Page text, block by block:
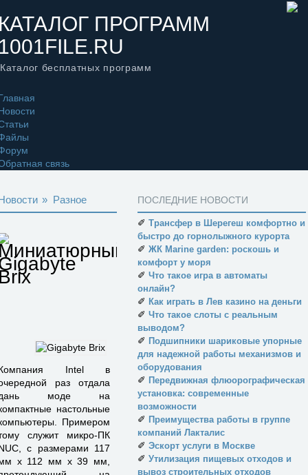
ПРОГРАММ
Каталог бесплатных программ
связь
» Разное
Intel в
раз отдала
моде на
настольные
Примером
служит микро-ПК
с размерами 117
х 112 мм х 39 мм,
ПОСЛЕДНИЕ НОВОСТИ
✐ Трансфер в Шерегеш комфортно и
быстро до горнолыжного курорта
✐ ЖК Marine garden: роскошь и
комфорт у моря
✐ Что такое игра в автоматы
онлайн?
✐ Как играть в Лев казино на деньги
✐ Что такое слоты с реальным
выводом?
✐ Подшипники шариковые упорные
для надежной работы механизмов и
оборудования
✐ Передвижная флюорографическая
установка: современные
возможности
✐ Преимущества работы в группе
компаний Лакталис
✐ Эскорт услуги в Москве
✐ Утилизация пищевых отходов и
вывоз строительных отходов